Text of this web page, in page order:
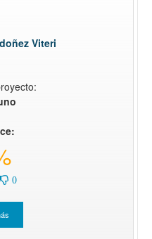
Viteri
0